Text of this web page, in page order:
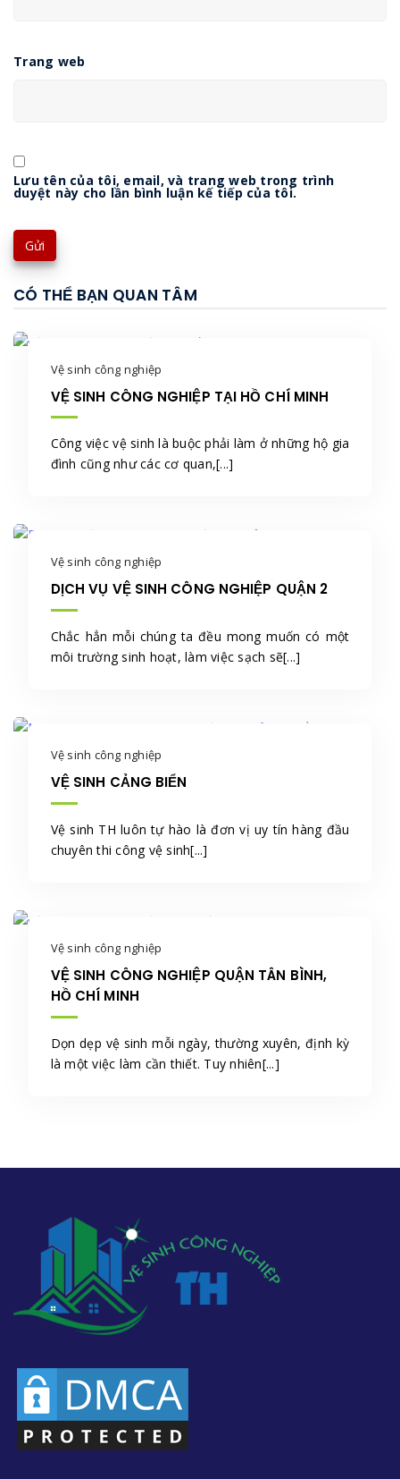
Trang web
Lưu tên của tôi, email, và trang web trong trình
duyệt này cho lần bình luận kế tiếp của tôi.
CÓ THỂ BẠN QUAN TÂM
Vệ sinh công nghiệp
VỆ SINH CÔNG NGHIỆP TẠI HỒ CHÍ MINH
Công việc vệ sinh là buộc phải làm ở những hộ gia
đình cũng như các cơ quan,[...]
Vệ sinh công nghiệp
DỊCH VỤ VỆ SINH CÔNG NGHIỆP QUẬN 2
Chắc hẳn mỗi chúng ta đều mong muốn có một
môi trường sinh hoạt, làm việc sạch sẽ[...]
Vệ sinh công nghiệp
VỆ SINH CẢNG BIỂN
Vệ sinh TH luôn tự hào là đơn vị uy tín hàng đầu
chuyên thi công vệ sinh[...]
Vệ sinh công nghiệp
VỆ SINH CÔNG NGHIỆP QUẬN TÂN BÌNH,
HỒ CHÍ MINH
Dọn dẹp vệ sinh mỗi ngày, thường xuyên, định kỳ
là một việc làm cần thiết. Tuy nhiên[...]